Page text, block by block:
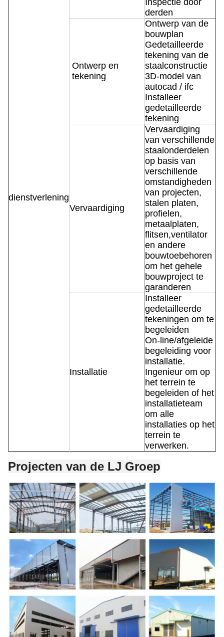
dienstverlening
derden
Ontwerp en
tekening
Ontwerp van de
bouwplan
Gedetailleerde
tekening van de
staalconstructie
3D-model van
autocad / ifc
Installeer
gedetailleerde
tekening
Vervaardiging
Vervaardiging
van verschillende
staalonderdelen
op basis van
verschillende
omstandigheden
van projecten,
stalen platen,
profielen,
metaalplaten,
flitsen,ventilator
en andere
bouwtoebehoren
om het gehele
bouwproject te
garanderen
Installatie
Installeer
gedetailleerde
tekeningen om te
begeleiden
On-line/afgeleide
begeleiding voor
installatie.
Ingenieur om op
het terrein te
begeleiden of het
installatieteam
om alle
installaties op het
terrein te
verwerken.
Projecten van de LJ Groep